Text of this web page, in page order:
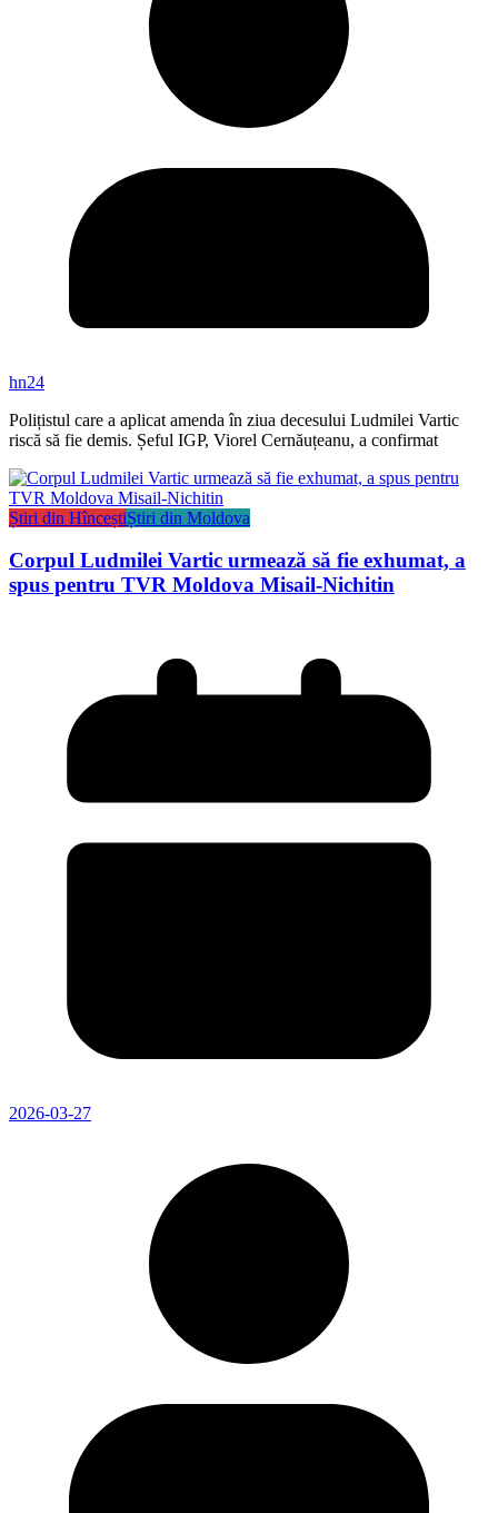
hn24
Polițistul care a aplicat amenda în ziua decesului Ludmilei Vartic
riscă să fie demis. Șeful IGP, Viorel Cernăuțeanu, a confirmat
Știri din HînceștiȘtiri din Moldova
Corpul Ludmilei Vartic urmează să fie exhumat, a
spus pentru TVR Moldova Misail-Nichitin
2026-03-27